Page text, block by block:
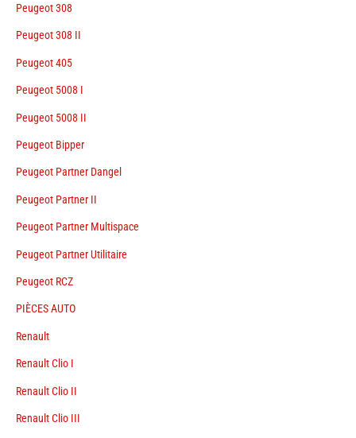
Peugeot 308
Peugeot 308 II
Peugeot 405
Peugeot 5008 I
Peugeot 5008 II
Peugeot Bipper
Peugeot Partner Dangel
Peugeot Partner II
Peugeot Partner Multispace
Peugeot Partner Utilitaire
Peugeot RCZ
PIÈCES AUTO
Renault
Renault Clio I
Renault Clio II
Renault Clio III